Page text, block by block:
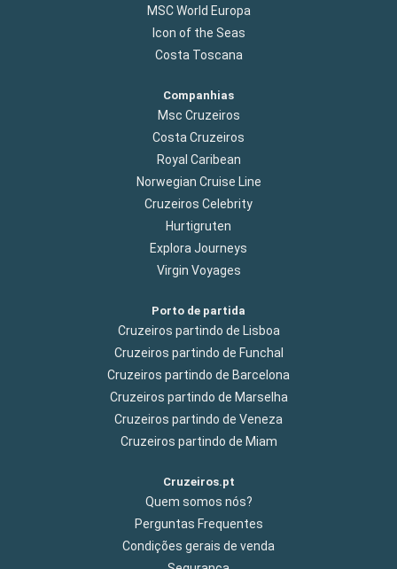
MSC World Europa
Icon of the Seas
Costa Toscana
Companhias
Msc Cruzeiros
Costa Cruzeiros
Royal Caribean
Norwegian Cruise Line
Cruzeiros Celebrity
Hurtigruten
Explora Journeys
Virgin Voyages
Porto de partida
Cruzeiros partindo de Lisboa
Cruzeiros partindo de Funchal
Cruzeiros partindo de Barcelona
Cruzeiros partindo de Marselha
Cruzeiros partindo de Veneza
Cruzeiros partindo de Miam
Cruzeiros.pt
Quem somos nós?
Perguntas Frequentes
Condições gerais de venda